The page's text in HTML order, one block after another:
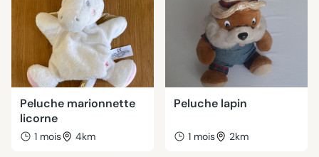
Peluche marionnette
licorne
1 mois 4km
Peluche lapin
1 mois 2km